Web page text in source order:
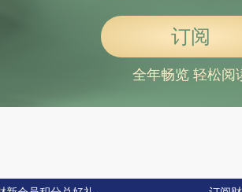
订阅
全年畅览 轻松阅